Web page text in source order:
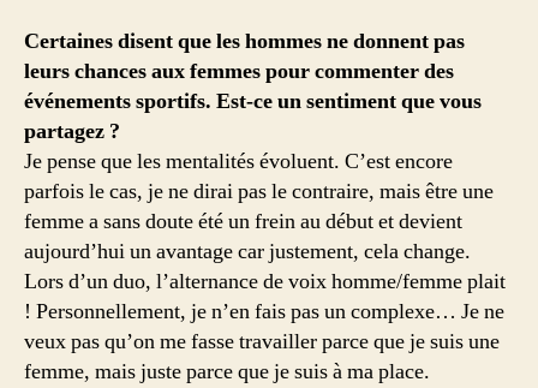
Certaines disent que les hommes ne donnent pas
leurs chances aux femmes pour commenter des
événements sportifs. Est-ce un sentiment que vous
partagez ?
Je pense que les mentalités évoluent. C’est encore
parfois le cas, je ne dirai pas le contraire, mais être une
femme a sans doute été un frein au début et devient
aujourd’hui un avantage car justement, cela change.
Lors d’un duo, l’alternance de voix homme/femme plait
! Personnellement, je n’en fais pas un complexe… Je ne
veux pas qu’on me fasse travailler parce que je suis une
femme, mais juste parce que je suis à ma place.